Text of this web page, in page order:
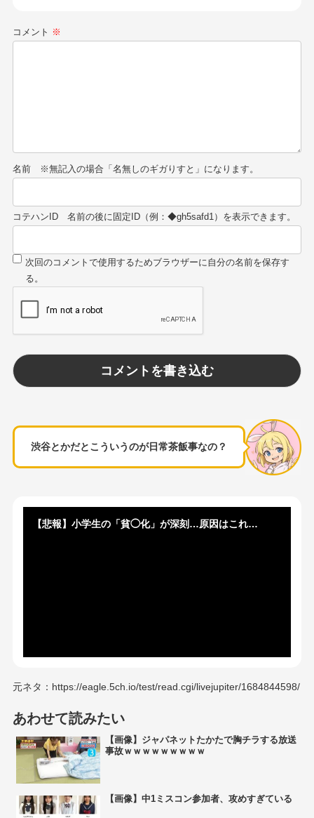
コメント ※
名前
コテハンID
渋谷とかだとこういうのが日常茶飯事なの？
【悲報】小学生の「貧◯化」が深刻…原因はこれ…
元ネタ：https://eagle.5ch.io/test/read.cgi/livejupiter/1684844598/
あわせて読みたい
【画像】ジャパネットたかたで胸チラする放送
事故ｗｗｗｗｗｗｗｗｗ
【画像】中1ミスコン参加者、攻めすぎている